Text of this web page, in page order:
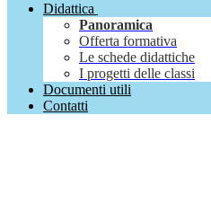
Didattica
Panoramica
Offerta formativa
Le schede didattiche
I progetti delle classi
Documenti utili
Contatti